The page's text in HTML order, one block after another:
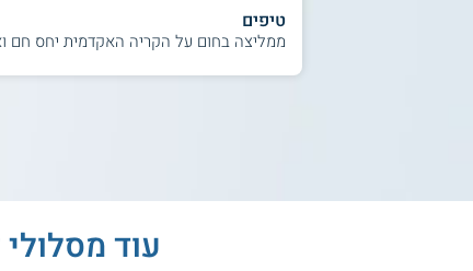
טיפים
ממליצה בחום על הקריה האקדמית יחס חם
עוד